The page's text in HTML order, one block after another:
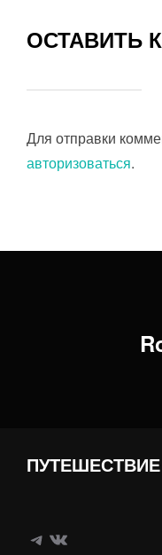
ОСТАВИТЬ
Для отправки
авторизоваться.
Telegram
ВКонтакте